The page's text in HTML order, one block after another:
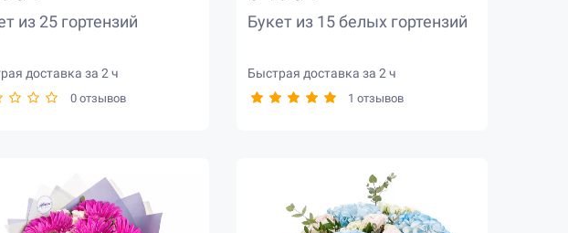
из 25 гортензий
доставка за 2 ч
0 отзывов
Букет из 15 белых гортензий
Быстрая доставка за 2 ч
1 отзывов